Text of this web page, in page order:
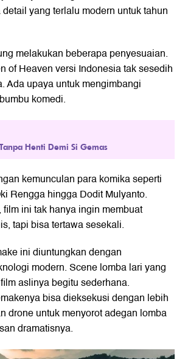
yang terlalu modern untuk tahun
melakukan beberapa penyesuaian.
of Heaven versi Indonesia tak sesedih
Ada upaya untuk mengimbangi
komedi.
Henti Demi Si Gemas
kemunculan para komika seperti
Rengga hingga Dodit Mulyanto.
ini tak hanya ingin membuat
tapi bisa tertawa sesekali.
ini diuntungkan dengan
modern. Scene lomba lari yang
aslinya begitu sederhana.
bisa dieksekusi dengan lebih
drone untuk menyorot adegan lomba
dramatisnya.